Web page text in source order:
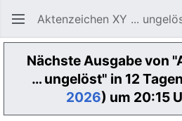
Aktenzeichen XY ...
Nächste Ausgabe von
… ungelöst" in 12
2026) um 20:15